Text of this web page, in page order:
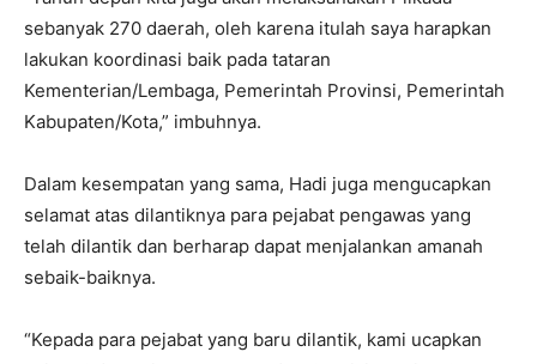
sebanyak 270 daerah, oleh karena itulah saya harapkan
lakukan koordinasi baik pada tataran
Kementerian/Lembaga, Pemerintah Provinsi, Pemerintah
Kabupaten/Kota,” imbuhnya.
Dalam kesempatan yang sama, Hadi juga mengucapkan
selamat atas dilantiknya para pejabat pengawas yang
telah dilantik dan berharap dapat menjalankan amanah
sebaik-baiknya.
“Kepada para pejabat yang baru dilantik, kami ucapkan